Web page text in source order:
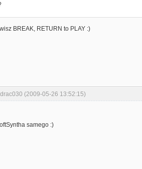
BREAK, RETURN to PLAY :)
(2009-05-26 13:52:15)
samego :)